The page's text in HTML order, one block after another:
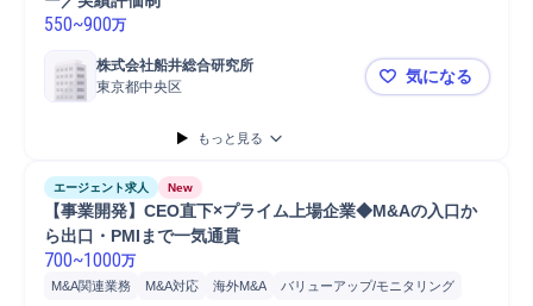
550~900万
株式会社船井総合研究所
東京都中央区
【東京】医
気になる
もっと見る
エージェント求人 New
【事業開発】CEO直下×プライム上場企業◆M&Aの入口か
ら出口・PMIまで一気通貫
700~1000万
M&A関連業務 M&A対応 海外M&A
バリューアップ/モニタリング